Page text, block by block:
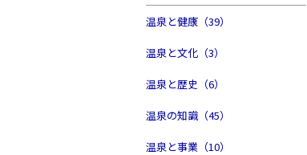
温泉と健康（39）
温泉と文化（3）
温泉と歴史（6）
温泉の知識（45）
温泉と事業（10）